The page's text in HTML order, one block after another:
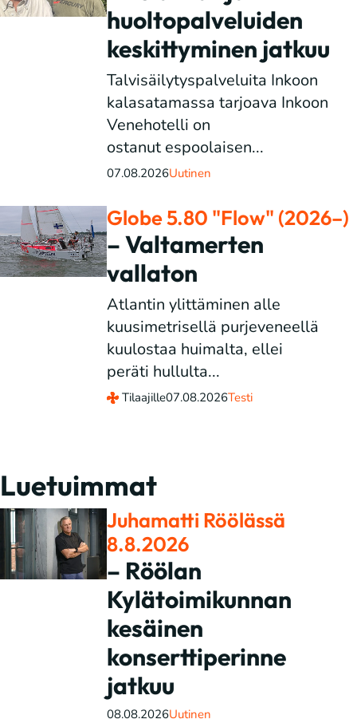
huoltopalveluiden
keskittyminen jatkuu
Talvisäilytyspalveluita Inkoon
kalasatamassa tarjoava Inkoon
Venehotelli on
ostanut espoolaisen...
07.08.2026Uutinen
Globe 5.80 "Flow" (2026–)
– Valtamerten
vallaton
Atlantin ylittäminen alle
kuusimetrisellä purjeveneellä
kuulostaa huimalta, ellei
peräti hullulta...
Tilaajille07.08.2026Testi
Luetuimmat
Juhamatti Röölässä
8.8.2026
– Röölan
Kylätoimikunnan
kesäinen
konserttiperinne
jatkuu
08.08.2026Uutinen